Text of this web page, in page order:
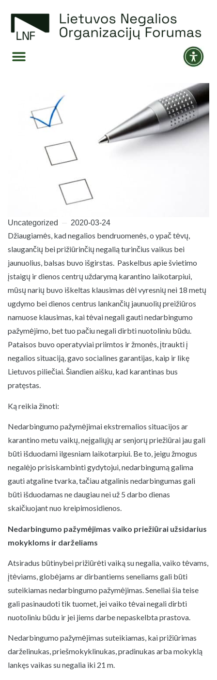
Uncategorized 2020-03-24
Džiaugiamės, kad negalios bendruomenės, o ypač tėvų,
slaugančių bei prižiūrinčių negalią turinčius vaikus bei
jaunuolius, balsas buvo išgirstas. Paskelbus apie švietimo
įstaigų ir dienos centrų uždarymą karantino laikotarpiui,
mūsų narių buvo iškeltas klausimas dėl vyresnių nei 18 metų
ugdymo bei dienos centrus lankančių jaunuolių preižiūros
namuose klausimas, kai tėvai negali gauti nedarbingumo
pažymėjimo, bet tuo pačiu negali dirbti nuotoliniu būdu.
Pataisos buvo operatyviai priimtos ir žmonės, įtraukti į
negalios situaciją, gavo socialines garantijas, kaip ir likę
Lietuvos piliečiai. Šiandien aišku, kad karantinas bus
pratęstas.
Ką reikia žinoti:
Nedarbingumo pažymėjimai ekstremalios situacijos ar
karantino metu vaikų, neįgaliųjų ar senjorų priežiūrai jau gali
būti išduodami ilgesniam laikotarpiui. Be to, jeigu žmogus
negalėjo prisiskambinti gydytojui, nedarbingumą galima
gauti atgaline tvarka, tačiau atgalinis nedarbingumas gali
būti išduodamas ne daugiau nei už 5 darbo dienas
skaičiuojant nuo kreipimosidienos.
Nedarbingumo pažymėjimas vaiko priežiūrai užsidarius
mokykloms ir darželiams
Atsiradus būtinybei prižiūrėti vaiką su negalia, vaiko tėvams,
įtėviams, globėjams ar dirbantiems seneliams gali būti
suteikiamas nedarbingumo pažymėjimas. Seneliai šia teise
gali pasinaudoti tik tuomet, jei vaiko tėvai negali dirbti
nuotoliniu būdu ir jei jiems darbe nepaskelbta prastova.
Nedarbingumo pažymėjimas suteikiamas, kai prižiūrimas
darželinukas, priešmokyklinukas, pradinukas arba mokyklą
lankęs vaikas su negalia iki 21 m.